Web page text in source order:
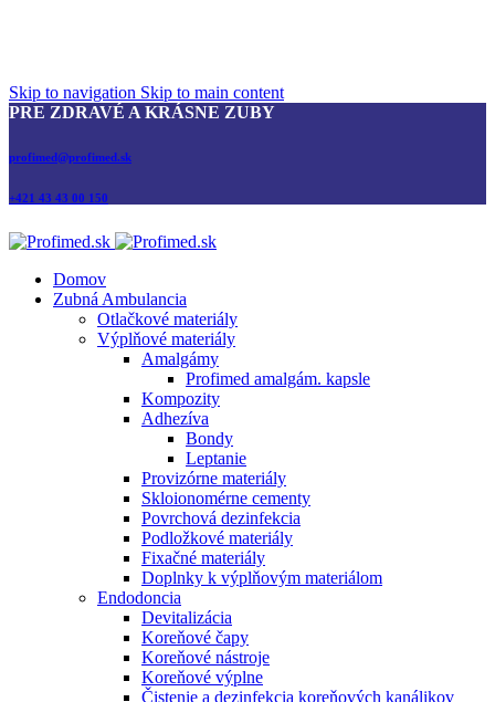
Skip to navigation Skip to main content
PRE ZDRAVÉ A KRÁSNE ZUBY
profimed@profimed.sk
+421 43 43 00 150
Domov
Zubná Ambulancia
Otlačkové materiály
Výplňové materiály
Amalgámy
Profimed amalgám. kapsle
Kompozity
Adhezíva
Bondy
Leptanie
Provizórne materiály
Skloionomérne cementy
Povrchová dezinfekcia
Podložkové materiály
Fixačné materiály
Doplnky k výplňovým materiálom
Endodoncia
Devitalizácia
Koreňové čapy
Koreňové nástroje
Koreňové výplne
Čistenie a dezinfekcia koreňových kanálikov